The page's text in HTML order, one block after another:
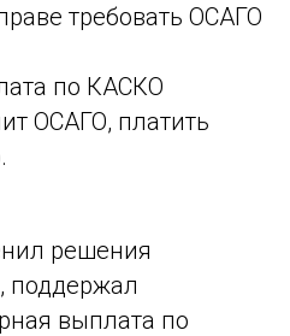
требовать ОСАГО
по КАСКО
ОСАГО, платить
решения
поддержал
выплата по